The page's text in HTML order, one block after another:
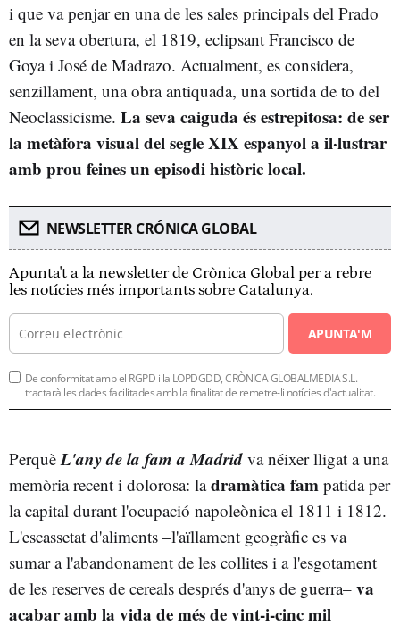
i que va penjar en una de les sales principals del Prado
en la seva obertura, el 1819, eclipsant Francisco de
Goya i José de Madrazo. Actualment, es considera,
senzillament, una obra antiquada, una sortida de to del
Neoclassicisme. La seva caiguda és estrepitosa: de ser
la metàfora visual del segle XIX espanyol a il·lustrar
amb prou feines un episodi històric local.
NEWSLETTER CRÓNICA GLOBAL
Apunta't a la newsletter de Crònica Global per a rebre
les notícies més importants sobre Catalunya.
APUNTA'M
De conformitat amb el RGPD i la LOPDGDD, CRÒNICA GLOBALMEDIA S.L.
tractarà les dades facilitades amb la finalitat de remetre-li notícies d'actualitat.
Perquè L'any de la fam a Madrid va néixer lligat a una
memòria recent i dolorosa: ladramàtica fam patida per
la capital durant l'ocupació napoleònica el 1811 i 1812.
L'escassetat d'aliments –l'aïllament geogràfic es va
sumar a l'abandonament de les collites i a l'esgotament
de les reserves de cereals després d'anys de guerra– va
acabar amb la vida de més de vint-i-cinc mil